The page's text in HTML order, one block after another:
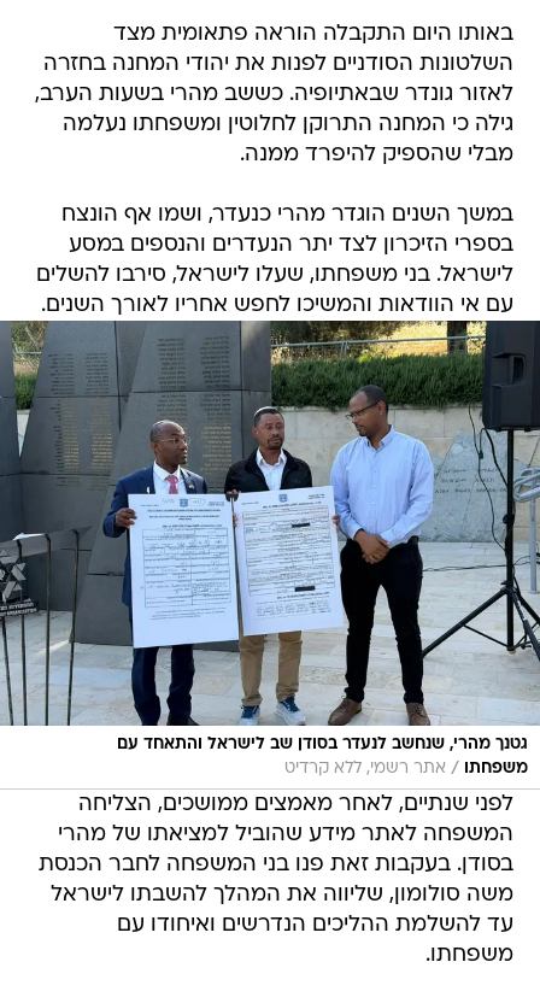
באותו היום התקבלה הוראה פתאומית מצד
השלטונות הסודניים לפנות את יהודי המחנה בחזרה
לאזור גונדר שבאתיופיה. כששב מהרי בשעות הערב,
גילה כי המחנה התרוקן לחלוטין ומשפחתו נעלמה
מבלי שהספיק להיפרד ממנה.
במשך השנים הוגדר מהרי כנעדר, ושמו אף הונצח
בספרי הזיכרון לצד יתר הנעדרים והנספים במסע
לישראל. בני משפחתו, שעלו לישראל, סירבו להשלים
עם אי הוודאות והמשיכו לחפש אחריו לאורך השנים.
גטנך מהרי, שנחשב לנעדר בסודן שב לישראל והתאחד עם
משפחתו
/ אתר רשמי, ללא קרדיט
לפני שנתיים, לאחר מאמצים ממושכים, הצליחה
המשפחה לאתר מידע שהוביל למציאתו של מהרי
בסודן. בעקבות זאת פנו בני המשפחה לחבר הכנסת
משה סולומון, שליווה את המהלך להשבתו לישראל
עד להשלמת ההליכים הנדרשים ואיחודו עם
משפחתו.